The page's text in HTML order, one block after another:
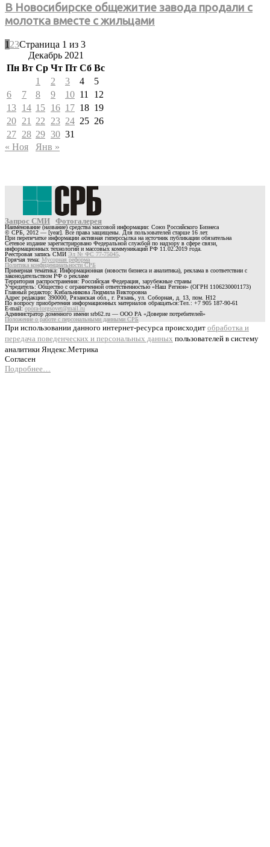
В Новосибирске общежитие завода продали с
молотка вместе с жильцами
1 23Страница 1 из 3
Декабрь 2021
Пн Вт Ср Чт Пт Сб Вс
1
2 3 4
5
6
7 8 9 10 11
12
13 14 15 16 17 18 19
20 21 22 23 24 25 26
27 28 29 30 31
« Ноя
Янв »
Запрос СМИ Фотогалерея
Наименование (название) средства массовой информации: Союз Российского Бизнеса
© СРБ, 2012 — [year]. Все права защищены. Для пользователей старше 16 лет.
При перепечатке информации активная гиперссылка на источник публикации обязательна
Сетевое издание зарегистрировано Федеральной службой по надзору в сфере связи,
информационных технологий и массовых коммуникаций РФ 11.02.2019 года.
Реестровая запись СМИ Эл № ФС 77-75045
Горячая тема: Мусорная реформа
Политика конфиденциальности СРБ
Примерная тематика: Информационная (новости бизнеса и аналитика), реклама в соответствии с
законодательством РФ о рекламе
Территория распространения: Российская Федерация, зарубежные страны
Учредитель: Общество с ограниченной ответственностью «Наш Регион» (ОГРН 1106230001173)
Главный редактор: Кибальникова Людмила Викторовна
Адрес редакции: 390000, Рязанская обл., г. Рязань, ул. Соборная, д. 13, пом. Н12
По вопросу приобретения информационных материалов обращаться:Тел.: +7 905 187-90-61
E-mail:opora-torgsovet@mail.ru
Администратор доменного имени srb62.ru — ООО РА «Доверие потребителей»
Положение о работе с персональными данными СРБ
При использовании данного интернет-ресурса происходит обработка и
передача поведенческих и персональных данных пользователей в систему
аналитики Яндекс.Метрика
Согласен
Подробнее…